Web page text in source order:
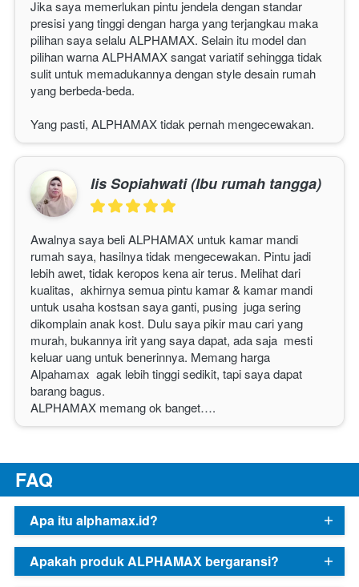
Jika saya memerlukan pintu jendela dengan standar
presisi yang tinggi dengan harga yang terjangkau maka
pilihan saya selalu ALPHAMAX. Selain itu model dan
pilihan warna ALPHAMAX sangat variatif sehingga tidak
sulit untuk memadukannya dengan style desain rumah
yang berbeda-beda.
Yang pasti, ALPHAMAX tidak pernah mengecewakan.
Iis Sopiahwati (Ibu rumah tangga)
Awalnya saya beli ALPHAMAX untuk kamar mandi
rumah saya, hasilnya tidak mengecewakan. Pintu jadi
lebih awet, tidak keropos kena air terus. Melihat dari
kualitas,  akhirnya semua pintu kamar & kamar mandi
untuk usaha kostsan saya ganti, pusing  juga sering
dikomplain anak kost. Dulu saya pikir mau cari yang
murah, bukannya irit yang saya dapat, ada saja  mesti
keluar uang untuk benerinnya. Memang harga
Alpahamax  agak lebih tinggi sedikit, tapi saya dapat
barang bagus.
ALPHAMAX memang ok banget….
FAQ
Apa itu alphamax.id?
Apakah produk ALPHAMAX bergaransi?